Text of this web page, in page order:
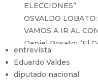
ELECCIONES”
OSVALDO
VAMOS A IR AL
Daniel Rosato: “El
política industrial es
entrevista
Eduardo Valdes
diputado nacional